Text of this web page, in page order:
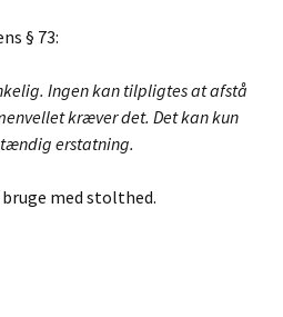
§ 73:
Ingen kan tilpligtes at afstå
kræver det. Det kan kun
erstatning.
med stolthed.